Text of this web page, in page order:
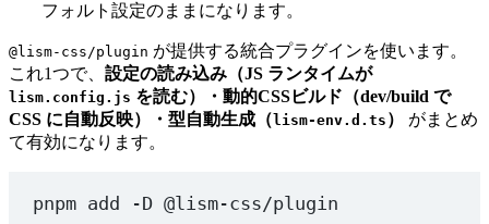
フォルト設定のままになります。
@lism-css/plugin が提供する統合プラグインを使います。
これ1つで、 設定の読み込み（JS ランタイムが
lism.config.js を読む）・動的CSSビルド（dev/build で
CSS に自動反映）・型自動生成（ lism-env.d.ts ）
がまとめ
て有効になります。
pnpm add -D @lism-css/plugin